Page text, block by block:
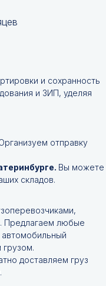
и сохранность
и ЗИП, уделяя
отправку
Вы можете
складов.
Предлагаем любые
доставляем груз